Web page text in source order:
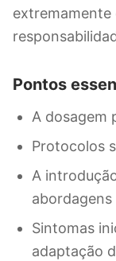
extremamente
Pontos
A dosagem
Protocolos
A
Sintomas
adaptação